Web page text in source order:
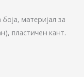
материјал за
пластичен кант.